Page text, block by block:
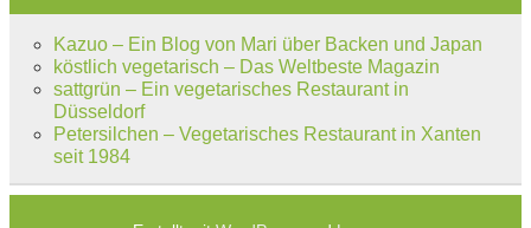
Kazuo – Ein Blog von Mari über Backen und Japan
köstlich vegetarisch – Das Weltbeste Magazin
sattgrün – Ein vegetarisches Restaurant in
Düsseldorf
Petersilchen – Vegetarisches Restaurant in Xanten
seit 1984